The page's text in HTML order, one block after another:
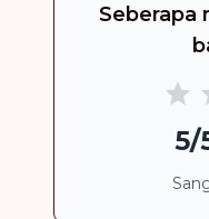
Seberapa
5/